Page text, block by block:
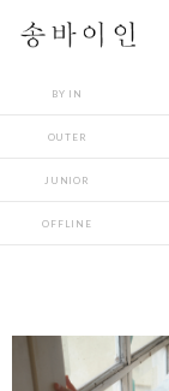
BY IN
OUTER
JUNIOR
OFFLINE